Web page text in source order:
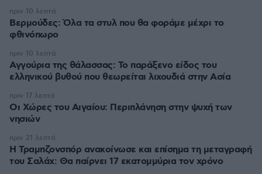
Βερμούδες: Όλα τα στυλ που θα φοράμε μέχρι το
φθινόπωρο
πριν 10 λεπτά
Αγγούρια της θάλασσας: Το παράξενο είδος του
ελληνικού βυθού που θεωρείται λιχουδιά στην Ασία
πριν 10 λεπτά
Οι Xώρες του Αιγαίου: Περιπλάνηση στην ψυχή των
νησιών
πριν 17 λεπτά
Η Τραμπζονσπόρ ανακοίνωσε και επίσημα τη μεταγραφή
του Σαλάχ: Θα παίρνει 17 εκατομμύρια τον χρόνο
πριν 21 λεπτά